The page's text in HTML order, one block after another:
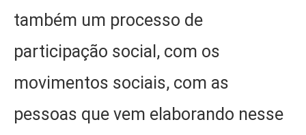
também um processo de
participação social, com os
movimentos sociais, com as
pessoas que vem elaborando nesse